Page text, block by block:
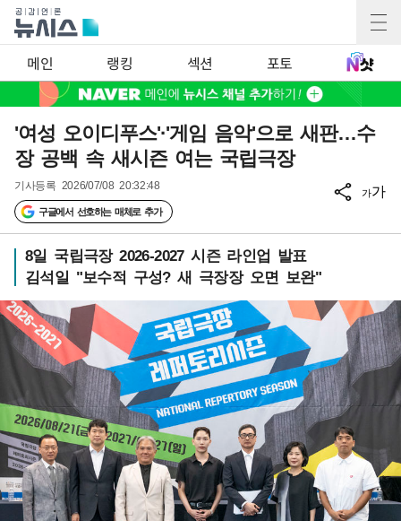
메인 랭킹 섹션 포토
'여성 오이디푸스'·'게임 음악'으로 새판…수
장 공백 속 새시즌 여는 국립극장
기사등록 2026/07/08 20:32:48
구글에서 선호하는 매체로 추가
가가
8일 국립극장 2026-2027 시즌 라인업 발표
김석일 "보수적 구성? 새 극장장 오면 보완"